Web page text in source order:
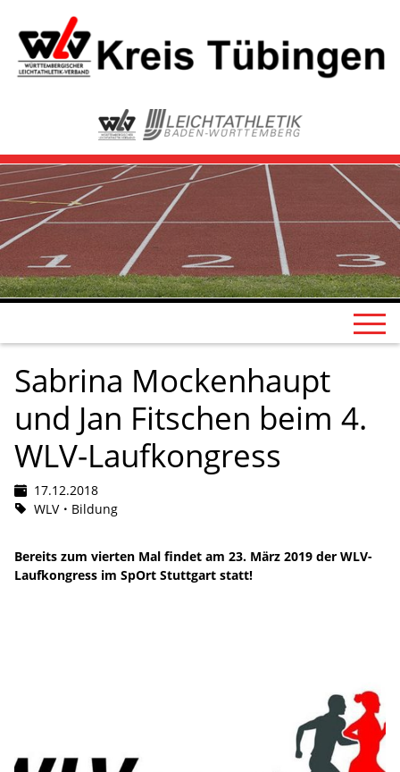
Sabrina Mockenhaupt
und Jan Fitschen beim 4.
WLV-Laufkongress
17.12.2018
WLV
Bildung
Bereits zum vierten Mal findet am 23. März 2019 der WLV-
Laufkongress im SpOrt Stuttgart statt!